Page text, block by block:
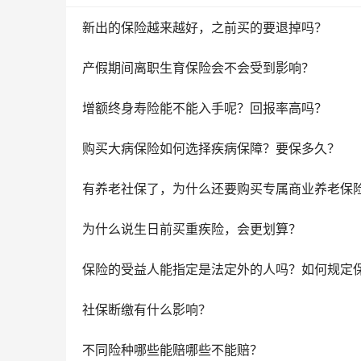
新出的保险越来越好，之前买的要退掉吗？
产假期间离职生育保险会不会受到影响？
增额终身寿险能不能入手呢？回报率高吗？
购买大病保险如何选择疾病保障？要保多久？
有养老社保了，为什么还要购买专属商业养老保
为什么说生日前买重疾险，会更划算？
保险的受益人能指定是法定外的人吗？如何规定
社保断缴有什么影响？
不同险种哪些能赔哪些不能赔？